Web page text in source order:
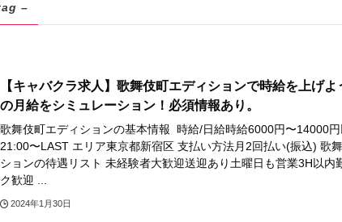
–
【キャバクラ求人】歌舞伎町エディションで時給を上げよ
の月給をシミュレーション！必須情報あり。
歌舞伎町エディションの基本情報 時給/日給時給6000円〜14000円
21:00〜LAST エリア東京都新宿区 支払い方法月2回払い(振込) 歌
ションの待遇リスト 未経験者大歓迎送迎あり土曜日も営業3H以内
ク歓迎 ...
2024年1月30日